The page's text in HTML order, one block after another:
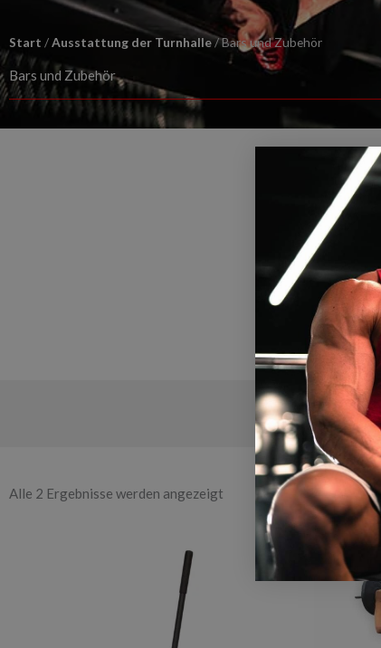
Start /Ausstattung der Turnhalle/ Bars und Zubehör
Bars und Zubehör
Alle 2 Ergebnisse werden angezeigt